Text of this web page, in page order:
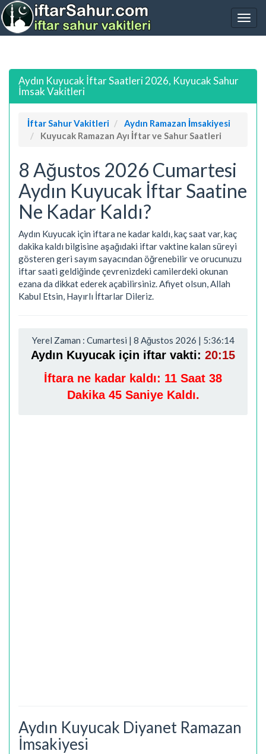
Aydın Kuyucak İftar Saatleri 2026, Kuyucak Sahur
İmsak Vakitleri
İftar Sahur Vakitleri
Aydın Ramazan İmsakiyesi
Kuyucak Ramazan Ayı İftar ve Sahur Saatleri
8 Ağustos 2026 Cumartesi
Aydın Kuyucak İftar Saatine
Ne Kadar Kaldı?
Aydın Kuyucak için iftara ne kadar kaldı, kaç saat var, kaç
dakika kaldı bilgisine aşağıdaki iftar vaktine kalan süreyi
gösteren geri sayım sayacından öğrenebilir ve orucunuzu
iftar saati geldiğinde çevrenizdeki camilerdeki okunan
ezana da dikkat ederek açabilirsiniz. Afiyet olsun, Allah
Kabul Etsin, Hayırlı İftarlar Dileriz.
Yerel Zaman : Cumartesi | 8 Ağustos 2026 | 5:36:15
Aydın Kuyucak için iftar vakti: 20:15
İftara ne kadar kaldı: 11 Saat 38
Dakika 44 Saniye Kaldı.
Aydın Kuyucak Diyanet Ramazan
İmsakiyesi